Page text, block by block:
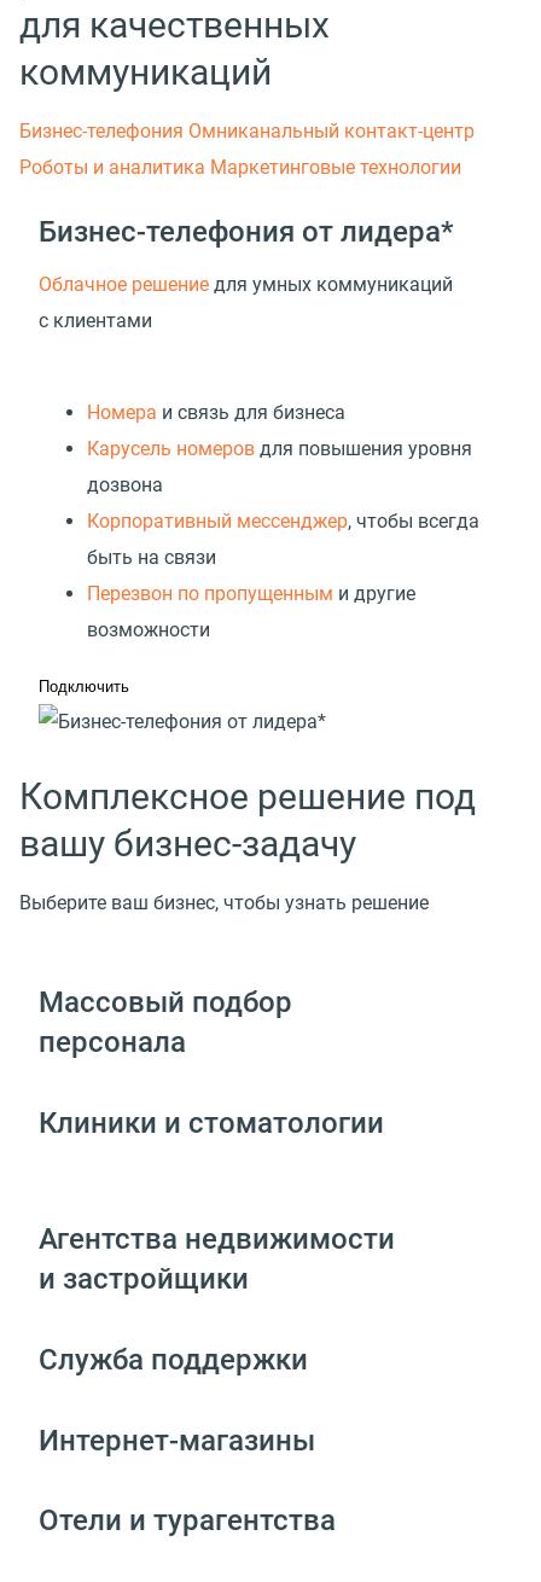
для качественных
коммуникаций
Бизнес-телефония Омниканальный контакт-центр
Роботы и аналитика Маркетинговые технологии
Бизнес-телефония от лидера*
Облачное решение для умных коммуникаций
с клиентами
Номера и связь для бизнеса
Карусель номеров для повышения уровня
дозвона
Корпоративный мессенджер, чтобы всегда
быть на связи
Перезвон по пропущенным и другие
возможности
Подключить
Комплексное решение под
вашу бизнес-задачу
Выберите ваш бизнес, чтобы узнать решение
Массовый подбор
персонала
Клиники и стоматологии
Агентства недвижимости
и застройщики
Служба поддержки
Интернет-магазины
Отели и турагентства